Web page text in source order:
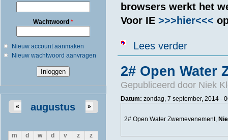
Wachtwoord *
Nieuw account aanmaken
Nieuw wachtwoord aanvragen
augustus
« »
m d w d v z
z
browsers werkt het
Voor IE >>>hier<<<
Lees verderover OLOWIS
2# Open Water
Gepubliceerd door Niek
Datum: zondag, 7 september, 2014 -
2# Open Water Zwemevenement,